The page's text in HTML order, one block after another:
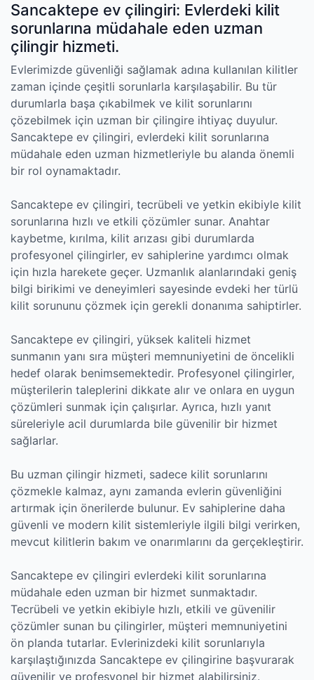
Sancaktepe ev çilingiri: Evlerdeki kilit
sorunlarına müdahale eden uzman
çilingir hizmeti.
Evlerimizde güvenliği sağlamak adına kullanılan kilitler
zaman içinde çeşitli sorunlarla karşılaşabilir. Bu tür
durumlarla başa çıkabilmek ve kilit sorunlarını
çözebilmek için uzman bir çilingire ihtiyaç duyulur.
Sancaktepe ev çilingiri, evlerdeki kilit sorunlarına
müdahale eden uzman hizmetleriyle bu alanda önemli
bir rol oynamaktadır.
Sancaktepe ev çilingiri, tecrübeli ve yetkin ekibiyle kilit
sorunlarına hızlı ve etkili çözümler sunar. Anahtar
kaybetme, kırılma, kilit arızası gibi durumlarda
profesyonel çilingirler, ev sahiplerine yardımcı olmak
için hızla harekete geçer. Uzmanlık alanlarındaki geniş
bilgi birikimi ve deneyimleri sayesinde evdeki her türlü
kilit sorununu çözmek için gerekli donanıma sahiptirler.
Sancaktepe ev çilingiri, yüksek kaliteli hizmet
sunmanın yanı sıra müşteri memnuniyetini de öncelikli
hedef olarak benimsemektedir. Profesyonel çilingirler,
müşterilerin taleplerini dikkate alır ve onlara en uygun
çözümleri sunmak için çalışırlar. Ayrıca, hızlı yanıt
süreleriyle acil durumlarda bile güvenilir bir hizmet
sağlarlar.
Bu uzman çilingir hizmeti, sadece kilit sorunlarını
çözmekle kalmaz, aynı zamanda evlerin güvenliğini
artırmak için önerilerde bulunur. Ev sahiplerine daha
güvenli ve modern kilit sistemleriyle ilgili bilgi verirken,
mevcut kilitlerin bakım ve onarımlarını da gerçekleştirir.
Sancaktepe ev çilingiri evlerdeki kilit sorunlarına
müdahale eden uzman bir hizmet sunmaktadır.
Tecrübeli ve yetkin ekibiyle hızlı, etkili ve güvenilir
çözümler sunan bu çilingirler, müşteri memnuniyetini
ön planda tutarlar. Evlerinizdeki kilit sorunlarıyla
karşılaştığınızda Sancaktepe ev çilingirine başvurarak
güvenilir ve profesyonel bir hizmet alabilirsiniz.